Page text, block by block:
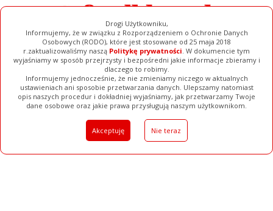
Drogi Użytkowniku,
Informujemy, że w związku z Rozporządzeniem o Ochronie Danych
Osobowych (RODO), które jest stosowane od 25 maja 2018
r.zaktualizowaliśmy naszą Politykę prywatności. W dokumencie tym
wyjaśniamy w sposób przejrzysty i bezpośredni jakie informacje zbieramy i
dlaczego to robimy.
Informujemy jednocześnie, że nie zmieniamy niczego w aktualnych
ustawieniach ani sposobie przetwarzania danych. Ulepszamy natomiast
opis naszych procedur i dokładniej wyjaśniamy, jak przetwarzamy Twoje
dane osobowe oraz jakie prawa przysługują naszym użytkownikom.
Akceptuję Nie teraz
Ogłoszenia Filmy Galerie Baza Firm Pełna Wersja